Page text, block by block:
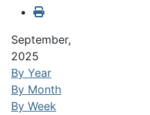
September,
2025
By Year
By Month
By Week